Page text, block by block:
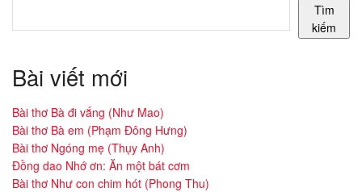
Tìm
kiếm
Bài viết mới
Bài thơ Bà đi vắng (Như Mao)
Bài thơ Bà em (Phạm Đông Hưng)
Bài thơ Ngóng mẹ (Thụy Anh)
Đồng dao Nhớ ơn: Ăn một bát cơm
Bài thơ Như con chim hót (Phong Thu)